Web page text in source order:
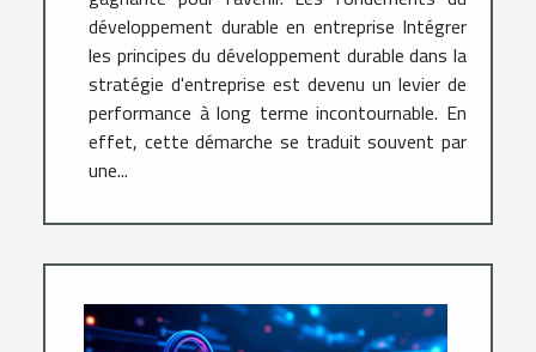
développement durable en entreprise Intégrer
les principes du développement durable dans la
stratégie d'entreprise est devenu un levier de
performance à long terme incontournable. En
effet, cette démarche se traduit souvent par
une...